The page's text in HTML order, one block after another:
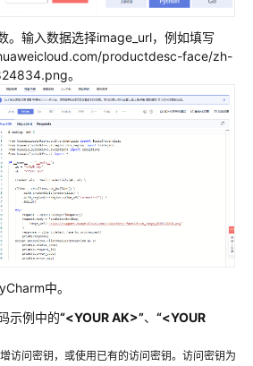
。输入数据选择image_url，例如填写
productdesc-face/zh-
。
中。
示例中的“<YOUR AK>”、 “<YOUR
访问密钥，或使用已有的访问密钥。访问密钥为